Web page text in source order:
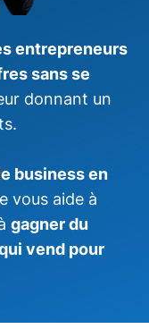
entrepreneurs
sans se
donnant un
business en
vous aide à
gagner du
vend pour